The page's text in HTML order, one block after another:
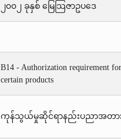
၂၀၀၂ ခုနှစ် မြေသြဇာဥပဒေ
B14 - Authorization requirement
certain products
ကုန်သွယ်မှုဆိုင်ရာနည်းပညာအတား